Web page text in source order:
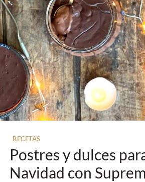
RECETAS
Postres y dulces
Navidad con